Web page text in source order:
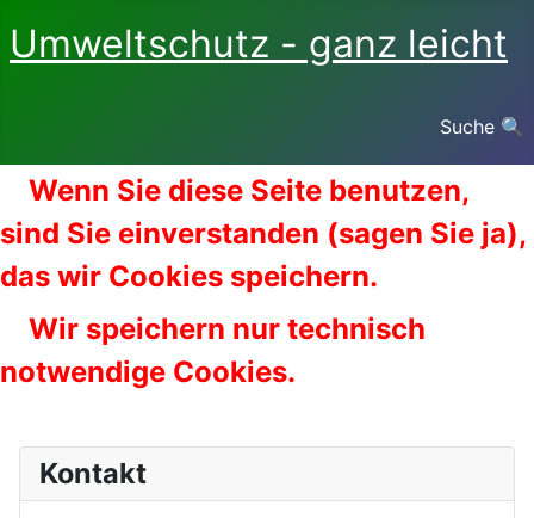
Umweltschutz - ganz leicht
Suche 🔍
Wenn Sie diese Seite benutzen,
sind Sie einverstanden (sagen Sie ja),
das wir Cookies speichern.
Wir speichern nur technisch
notwendige Cookies.
Kontakt